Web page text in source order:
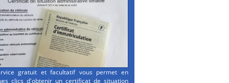
gratuit et facultatif vous permet en
clics d'obtenir un certificat de situation